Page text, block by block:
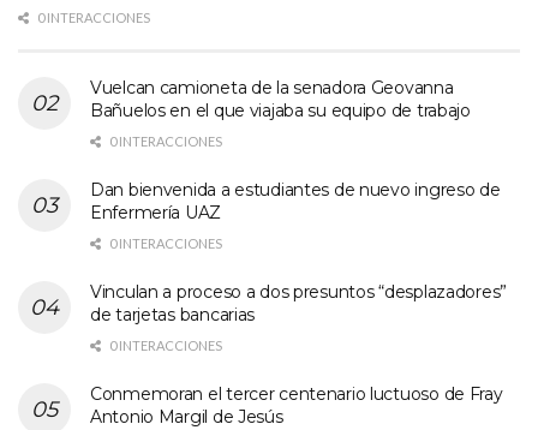
0 INTERACCIONES
Vuelcan camioneta de la senadora Geovanna
Bañuelos en el que viajaba su equipo de trabajo
0 INTERACCIONES
Dan bienvenida a estudiantes de nuevo ingreso de
Enfermería UAZ
0 INTERACCIONES
Vinculan a proceso a dos presuntos “desplazadores”
de tarjetas bancarias
0 INTERACCIONES
Conmemoran el tercer centenario luctuoso de Fray
Antonio Margil de Jesús